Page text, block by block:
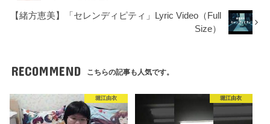
【緒方恵美】「セレンディピティ」Lyric Video（Full
Size）
RECOMMEND こちらの記事も人気です。
堀江由衣 堀江由衣